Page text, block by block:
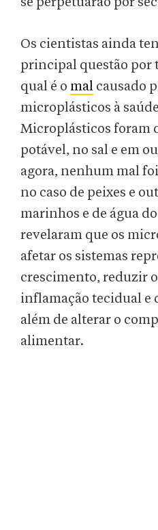
Os cientistas ainda
principal questão por
qual é o mal causado
microplásticos à
Microplásticos foram
potável, no sal e em
agora, nenhum mal
no caso de peixes e
marinhos e de água
revelaram que os
afetar os sistemas
crescimento, reduzir
inflamação tecidual e
além de alterar o
alimentar.